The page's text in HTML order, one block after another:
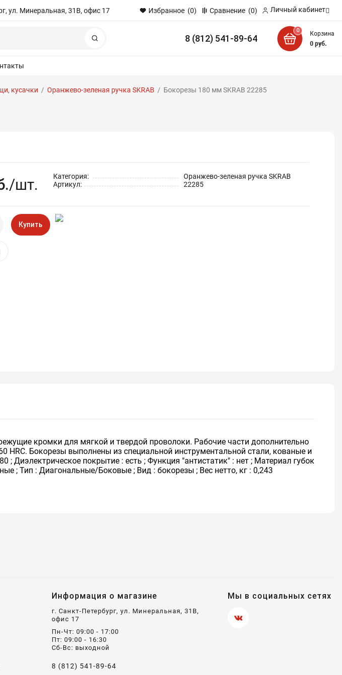
ул. Минеральная, 31В, офис 17 Избранное (0) Сравнение (0) Личный кабинет
8 (812) 541-89-64
0
Корзина
0руб.
кусачки / Оранжево-зеленая ручка SKRAB / Бокорезы 180 мм SKRAB 22285
/шт. Категория:
Оранжево-зеленая ручка SKRAB
Артикул:
22285
Купить
кромки для мягкой и твердой проволоки. Рабочие части дополнительно
Бокорезы выполнены из специальной инструментальной стали, кованые и
; Диэлектрическое покрытие : есть ; Функция "антистатик" : нет ; Материал губок
; Тип : Диагональные/Боковые ; Вид : бокорезы ; Вес нетто, кг : 0,243
Информация о магазине
г. Санкт-Петербург, ул. Минеральная, 31В,
офис 17
Пн-Чт: 09:00 - 17:00
Пт: 09:00 - 16:30
Сб-Вс: выходной
8 (812) 541-89-64
Мы в социальных сетях